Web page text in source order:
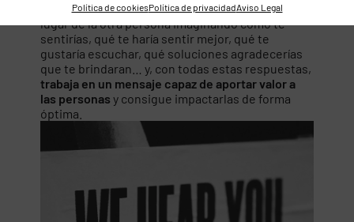
Política de cookiesPolítica de privacidadAviso Legal
Perspectiva compartida:intenta ponerte en el
lugar de la otra persona imaginando cómo te
sentirías, qué te haría sentir mejor, qué te
gustaría escuchar, qué soluciones agradecerías
que te brindaran… y, con todas estas respuestas,
trabaja en un mensaje capaz de aportar valor a
las personas y consigue impactarlas de forma
óptima.